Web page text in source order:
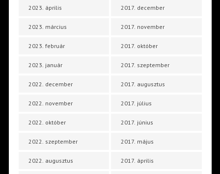
2023. április
2023. március
2023. február
2023. január
2022. december
2022. november
2022. október
2022. szeptember
2022. augusztus
2017. december
2017. november
2017. október
2017. szeptember
2017. augusztus
2017. július
2017. június
2017. május
2017. április